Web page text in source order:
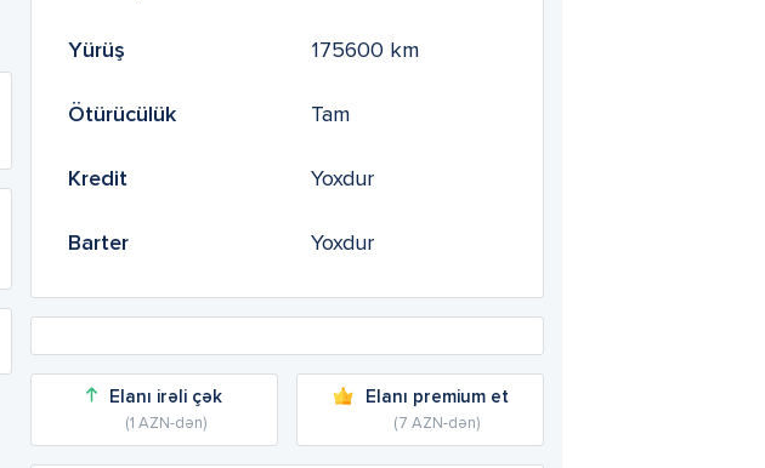
Yürüş 175600 km
Ötürücülük Tam
Kredit Yoxdur
Barter Yoxdur
Elanı irəli çək
(1 AZN-dən)
Elanı premium et
(7 AZN-dən)